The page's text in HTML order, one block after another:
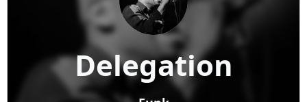
Delegation